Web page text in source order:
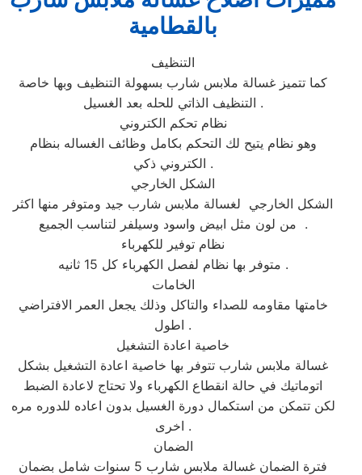
بالقطامية
التنظيف
كما تتميز غسالة ملابس شارب بسهولة التنظيف وبها خاصة
التنظيف الذاتي للحله بعد الغسيل .
نظام تحكم الكتروني
وهو نظام يتيح لك التحكم بكامل وظائف الغساله بنظام
الكتروني ذكي .
الشكل الخارجي
الشكل الخارجي لغسالة ملابس شارب جيد ومتوفر منها اكثر
من لون مثل ابيض واسود وسيلفر لتناسب الجميع .
نظام توفير للكهرباء
متوفر بها نظام لفصل الكهرباء كل 15 ثانيه .
الخامات
خامتها مقاومه للصداء والتاكل وذلك يجعل العمر الافتراضي
اطول .
خاصية اعادة التشغيل
غسالة ملابس شارب تتوفر بها خاصية اعادة التشغيل بشكل
اتوماتيك في حالة انقطاع الكهرباء ولا تحتاج لاعادة الضبط
لكن تتمكن من استكمال دورة الغسيل بدون اعاده للدوره مره
اخرى .
الضمان
فترة الضمان غسالة ملابس شارب 5 سنوات شامل بضمان